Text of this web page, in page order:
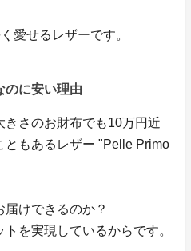
愛せるレザーです。
のに安い理由
さのお財布でも10万円近
ともあるレザー "Pelle Primo
けできるのか？
を実現しているからです。